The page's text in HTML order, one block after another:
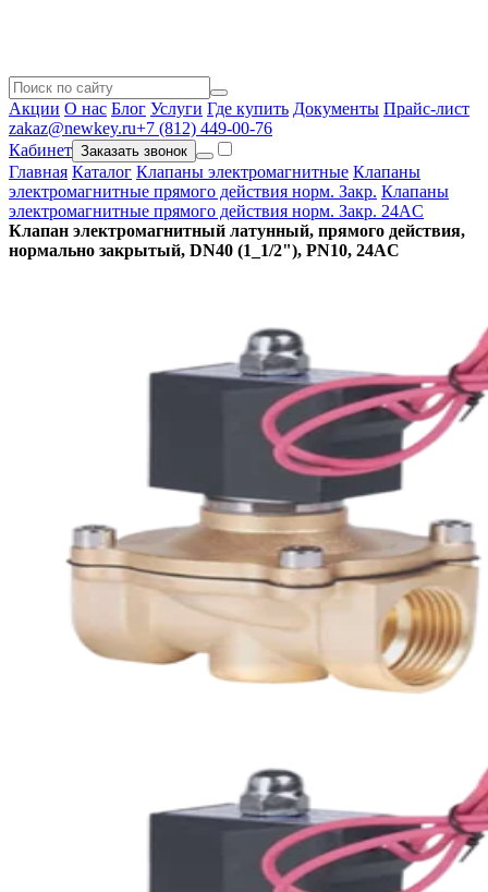
Акции О нас Блог Услуги Где купить Документы Прайс-лист
zakaz@newkey.ru+7 (812) 449-00-76
Кабинет Заказать звонок
Главная Каталог Клапаны электромагнитные Клапаны
электромагнитные прямого действия норм. Закр. Клапаны
электромагнитные прямого действия норм. Закр. 24AC
Клапан электромагнитный латунный, прямого действия,
нормально закрытый, DN40 (1_1/2"), PN10, 24AC